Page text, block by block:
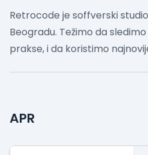
Retrocode je soffverski
Beogradu. Težimo da
prakse, i da koristimo
APR